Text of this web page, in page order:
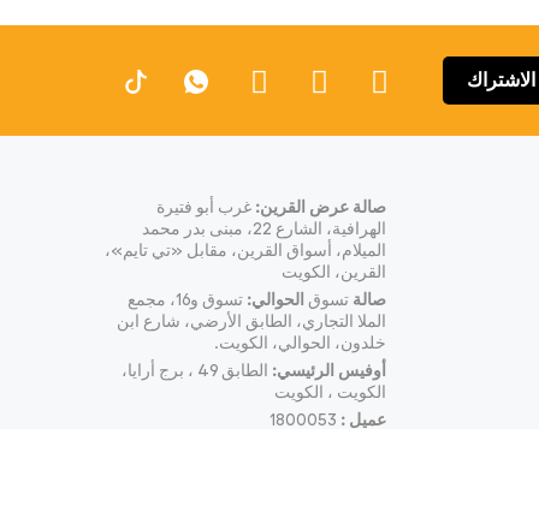
الاشتراك
صالة عرض القرين: غرب أبو فتيرة
الهرافية، الشارع 22، مبنى بدر محمد
الميلام، أسواق القرين، مقابل «تي تايم»،
القرين، الكويت
صالة تسوق الحوالي:
تسوق و16، مجمع
الملا التجاري، الطابق الأرضي، شارع ابن
خلدون، الحوالي، الكويت.
أوفيس الرئيسي:
الطابق 49 ، برج أرايا،
الكويت ، الكويت
عميل : 1800053